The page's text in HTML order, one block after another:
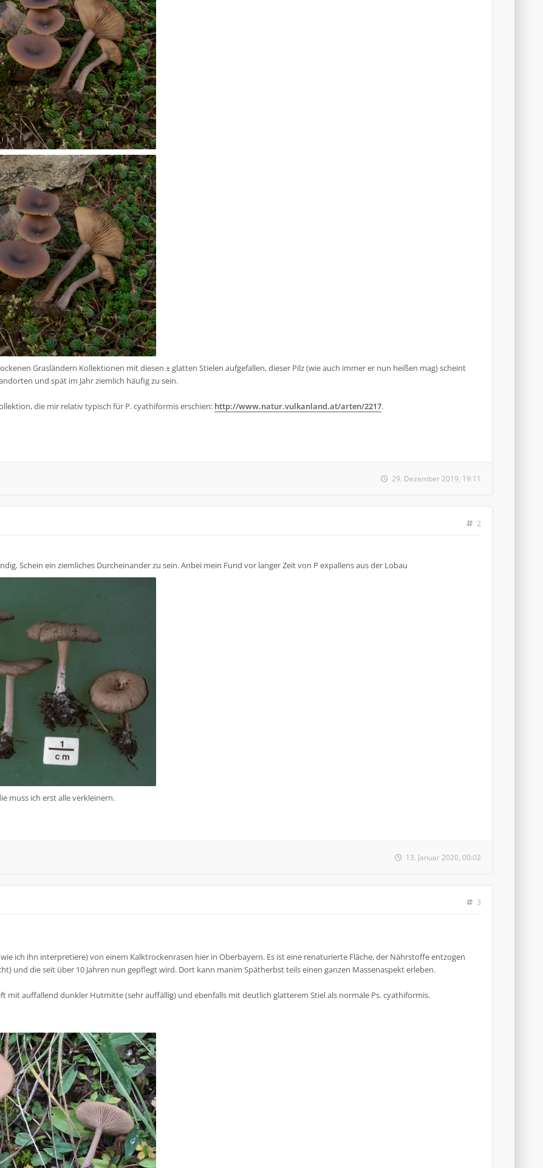
Grasländern Kollektionen mit diesen ± glatten Stielen aufgefallen, dieser Pilz (wie auch immer er nun heißen mag) scheint
und spät im Jahr ziemlich häufig zu sein.
die mir relativ typisch für P. cyathiformis erschien: http://www.natur.vulkanland.at/arten/2217.
29. Dezember 2019, 19:11
2
Schein ein ziemliches Durcheinander zu sein. Anbei mein Fund vor langer Zeit von P expallens aus der Lobau
muss ich erst alle verkleinern.
13. Januar 2020, 00:02
3
ich ihn interpretiere) von einem Kalktrockenrasen hier in Oberbayern. Es ist eine renaturierte Fläche, der Nährstoffe entzogen
und die seit über 10 Jahren nun gepflegt wird. Dort kann manim Spätherbst teils einen ganzen Massenaspekt erleben.
mit auffallend dunkler Hutmitte (sehr auffällig) und ebenfalls mit deutlich glatterem Stiel als normale Ps. cyathiformis.